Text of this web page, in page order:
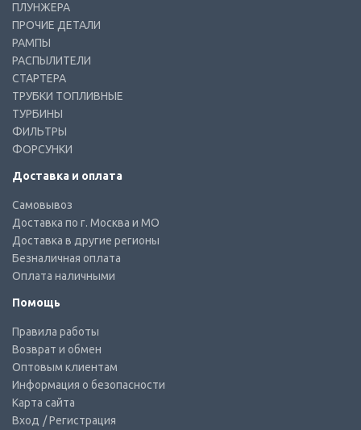
ПЛУНЖЕРА
ПРОЧИЕ ДЕТАЛИ
РАМПЫ
РАСПЫЛИТЕЛИ
СТАРТЕРА
ТРУБКИ ТОПЛИВНЫЕ
ТУРБИНЫ
ФИЛЬТРЫ
ФОРСУНКИ
Доставка и оплата
Самовывоз
Доставка по г. Москва и МО
Доставка в другие регионы
Безналичная оплата
Оплата наличными
Помощь
Правила работы
Возврат и обмен
Оптовым клиентам
Информация о безопасности
Карта сайта
Вход / Регистрация